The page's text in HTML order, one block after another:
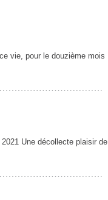
vie, pour le douzième mois
Une décollecte plaisir de